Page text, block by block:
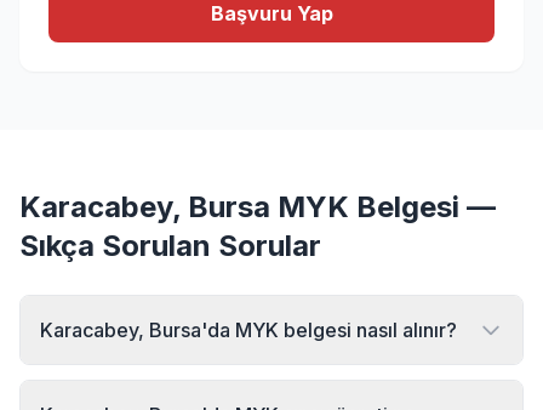
Başvuru Yap
Karacabey, Bursa MYK Belgesi —
Sıkça Sorulan Sorular
Karacabey, Bursa'da MYK belgesi nasıl alınır?
Karacabey, Bursa bölgesinde MYK belgesi almak için
MYK Sınav Merkezi'ne başvurabilirsiniz. Online başvuru